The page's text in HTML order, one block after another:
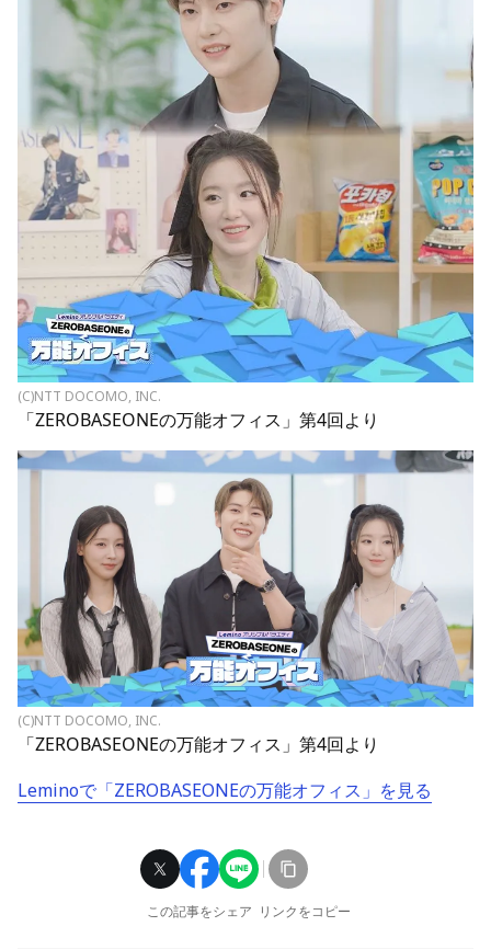
(C)NTT DOCOMO, INC.
「ZEROBASEONEの万能オフィス」第4回より
(C)NTT DOCOMO, INC.
「ZEROBASEONEの万能オフィス」第4回より
Leminoで「ZEROBASEONEの万能オフィス」を見る
この記事をシェア リンクをコピー